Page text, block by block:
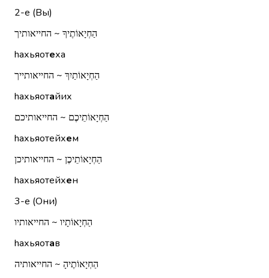
2-е (Вы)
הַחְיָאוֹתֶיךָ ~ החייאותיך
hахьяотеха
הַחְיָאוֹתַיִךְ ~ החייאותייך
hахьяотайих
הַחְיָאוֹתֵיכֶם ~ החייאותיכם
hахьяотейхем
הַחְיָאוֹתֵיכֶן ~ החייאותיכן
hахьяотейхен
3-е (Они)
הַחְיָאוֹתָיו ~ החייאותיו
hахьяотав
הַחְיָאוֹתֶיהָ ~ החייאותיה